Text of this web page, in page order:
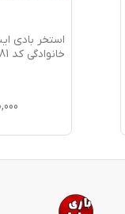
استخر بادی
خانوادگی کد 57181